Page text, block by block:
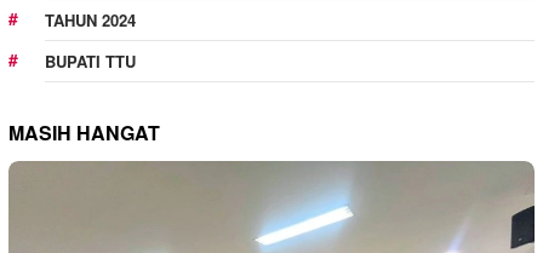
TAHUN 2024
BUPATI TTU
MASIH HANGAT